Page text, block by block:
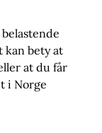
kan bety at
at du får
i Norge